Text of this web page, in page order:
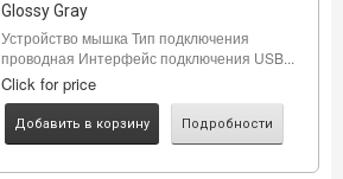
Glossy Gray
Устройство мышка Тип подключения
проводная Интерфейс подключения USB...
Click for price
Добавить в корзину Подробности